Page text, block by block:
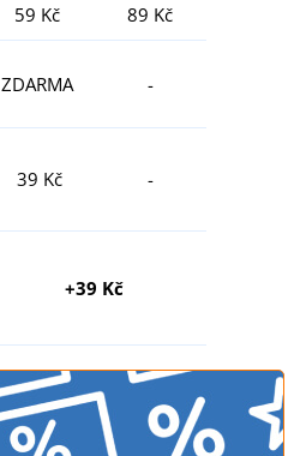
59 Kč 89 Kč
ZDARMA -
39 Kč -
+39 Kč